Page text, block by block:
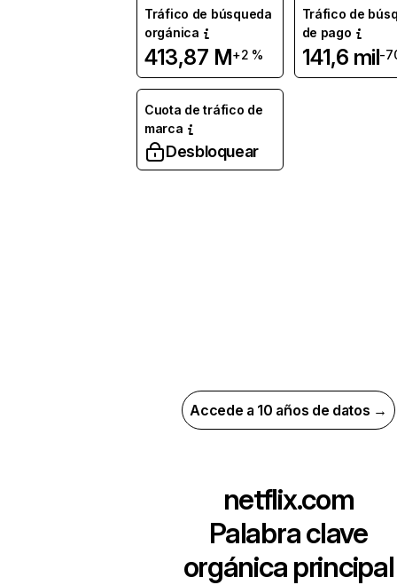
Tráfico de búsqueda
orgánica
413,87 M+2 %
Tráfico de
de pago
141,6 mil-
Cuota de tráfico de
marca
Desbloquear
Accede a 10 años de datos →
netflix.com
Palabra clave
orgánica principal